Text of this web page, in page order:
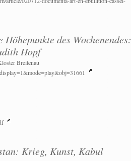
des Wochenendes:
Hopf
Breitenau
Krieg, Kunst, Kabul